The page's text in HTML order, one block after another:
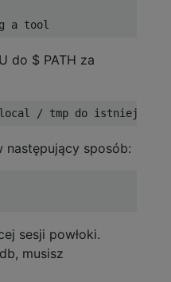
do $ PATH za
następujący sposób:
sesji powłoki.
musisz